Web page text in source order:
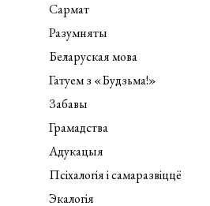
Сармат
Разумняты
Беларуская мова
Гатуем з «Будзьма!»
Забавы
Грамадства
Адукацыя
Псіхалогія і самаразвіццё
Экалогія